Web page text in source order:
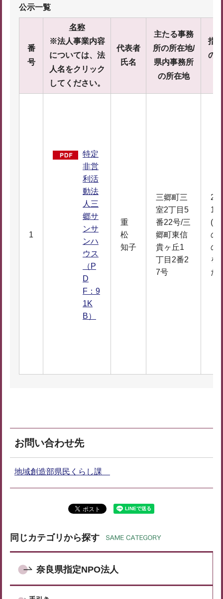
公示一覧
番
号
名称
※法人事業内容
については、法
人名をクリック
してください。
代表者
氏名
主たる事務
所の所在地/
県内事務所
の所在地
指
の
1
特定
非営
利活
動法
人三
郷サ
ンサ
ンハ
ウス
（P
D
F：9
1K
B）
重
松
知子
三郷町三
室2丁目5
番22号/三
郷町東信
貴ヶ丘1
丁目2番2
7号
1
(更
の
の
を
た
お問い合わせ先
地域創造部県民くらし課
同じカテゴリから探す
奈良県指定NPO法人